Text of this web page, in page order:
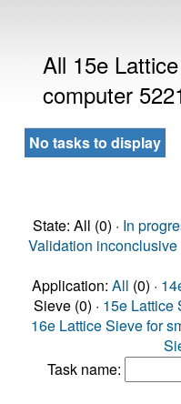
All 15e
computer
No tasks to display
State: All (0) · In
Validation inconclusive
Application: All (0) ·
Sieve (0) · 15e Lattice
16e Lattice Sieve for
Task name: